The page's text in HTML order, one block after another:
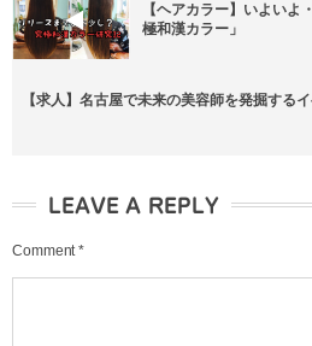
【ヘアカラー】いよい
極和漢カラー」
【求人】名古屋で未来の美容師を発掘する
LEAVE A REPLY
Comment *